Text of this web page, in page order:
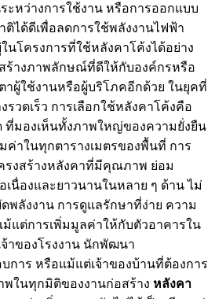
ะหว่างการใช้งาน หรือการออกแบบ
ได้ดีเพื่อลดการใช้พลังงานไฟฟ้า
โครงการที่ใช้หลังคาโค้งได้อย่าง
ร้างภาพลักษณ์ที่ดีให้กับองค์กรหรือ
าผู้ใช้งานหรือผู้บริโภคอีกด้วย ในยุคที่
รวดเร็ว การเลือกใช้หลังคาโค้งคือ
ที่มองเห็นทั้งภาพใหญ่ของความยั่งยืน
ค่าในทุกตารางเมตรของพื้นที่ การ
รงสร้างหลังคาที่มีคุณภาพ ย่อม
นื่องและยาวนานในหลาย ๆ ด้าน ไม่
พลังงาน การดูแลรักษาที่ง่าย ความ
แต่การเพิ่มมูลค่าให้กับตัวอาคารใน
าของโรงงาน นักพัฒนา
การ หรือแม้แต่เจ้าของบ้านที่ต้องการ
ในทุกมิติของงานก่อสร้าง หลังคา